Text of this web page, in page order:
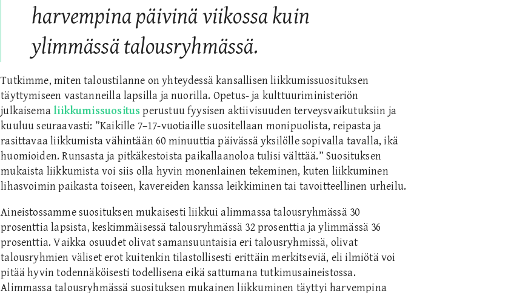
harvempina päivinä viikossa kuin
ylimmässä talousryhmässä.
Tutkimme, miten taloustilanne on yhteydessä kansallisen liikkumissuosituksen
täyttymiseen vastanneilla lapsilla ja nuorilla. Opetus- ja kulttuuriministeriön
julkaisemaliikkumissuositusperustuu fyysisen aktiivisuuden terveysvaikutuksiin ja
kuuluu seuraavasti: ”Kaikille 7–17-vuotiaille suositellaan monipuolista, reipasta ja
rasittavaa liikkumista vähintään 60 minuuttia päivässä yksilölle sopivalla tavalla, ikä
huomioiden. Runsasta ja pitkäkestoista paikallaanoloa tulisi välttää.” Suosituksen
mukaista liikkumista voi siis olla hyvin monenlainen tekeminen, kuten liikkuminen
lihasvoimin paikasta toiseen, kavereiden kanssa leikkiminen tai tavoitteellinen urheilu.
Aineistossamme suosituksen mukaisesti liikkui alimmassa talousryhmässä 30
prosenttia lapsista, keskimmäisessä talousryhmässä 32 prosenttia ja ylimmässä 36
prosenttia. Vaikka osuudet olivat samansuuntaisia eri talousryhmissä, olivat
talousryhmien väliset erot kuitenkin tilastollisesti erittäin merkitseviä, eli ilmiötä voi
pitää hyvin todennäköisesti todellisena eikä sattumana tutkimusaineistossa.
Alimmassa talousryhmässä suosituksen mukainen liikkuminen täyttyi harvempina